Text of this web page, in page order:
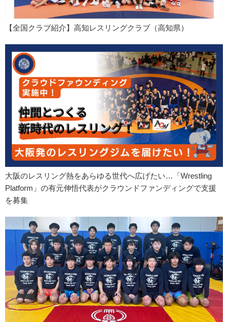
【全国クラブ紹介】高知レスリングクラブ（高知県）
大阪のレスリング熱をあらゆる世代へ広げたい…「Wrestling
Platform」の有元伸悟代表がクラウンドファンディングで支援
を募集